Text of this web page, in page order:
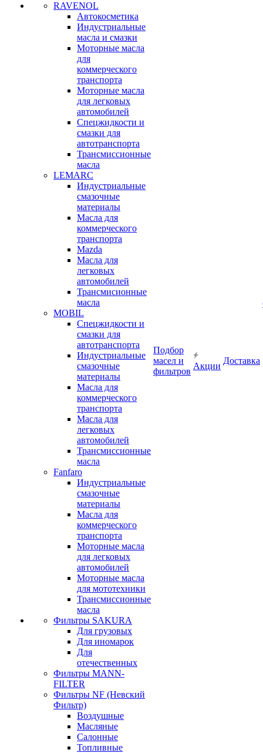
RAVENOL
Автокосметика
Индустриальные
масла и смазки
Моторные масла
для
коммерческого
транспорта
Моторные масла
для легковых
автомобилей
Спецжидкости и
смазки для
автотранспорта
Трансмиссионные
масла
LEMARC
Индустриальные
смазочные
материалы
Масла для
коммерческого
транспорта
Mazda
Масла для
легковых
автомобилей
Трансмисионные
масла
MOBIL
Cпецжидкости и
смазки для
автотранспорта
Индустриальные
смазочные
материалы
Масла для
коммерческого
транспорта
Масла для
легковых
автомобилей
Трансмиссионные
масла
Fanfaro
Индустриальные
смазочные
материалы
Масла для
коммерческого
транспорта
Моторные масла
для легковых
автомобилей
Моторные масла
для мототехники
Трансмиссионные
масла
Фильтры SAKURA
Для грузовых
Для иномарок
Для
отечественных
Фильтры MANN-
FILTER
Фильтры NF (Невский
Фильтр)
Воздушные
Масляные
Салонные
Топливные
Подбор
масел и
фильтров
Акции
Доставка